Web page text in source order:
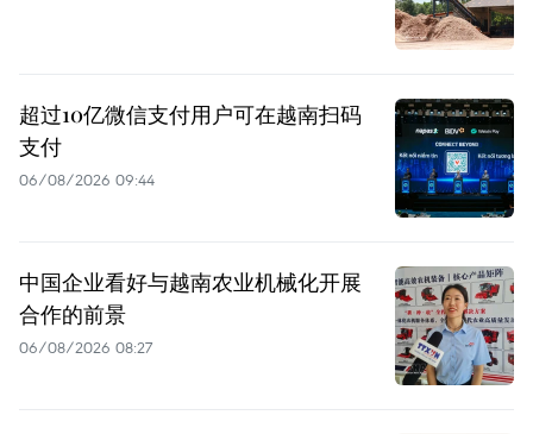
超过10亿微信支付用户可在越南扫码
支付
06/08/2026 09:44
中国企业看好与越南农业机械化开展
合作的前景
06/08/2026 08:27